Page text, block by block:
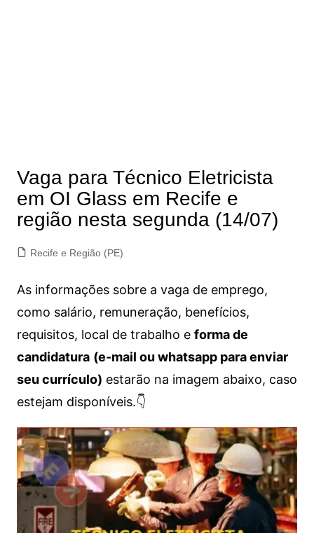
Vaga para Técnico Eletricista
em OI Glass em Recife e
região nesta segunda (14/07)
Recife e Região (PE)
As informações sobre a vaga de emprego,
como salário, remuneração, benefícios,
requisitos, local de trabalho e forma de
candidatura (e-mail ou whatsapp para enviar
seu currículo) estarão na imagem abaixo, caso
estejam disponíveis.👇